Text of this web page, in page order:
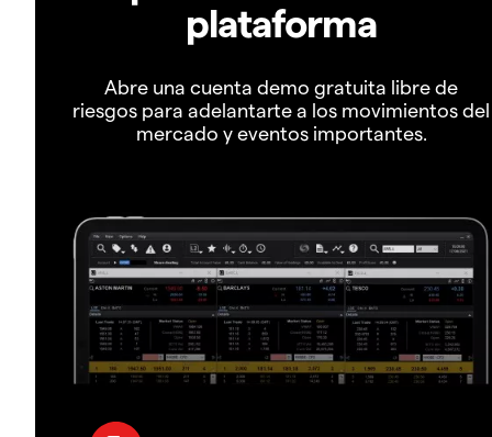
plataforma
Abre una cuenta demo gratuita libre de
riesgos para adelantarte a los movimientos del
mercado y eventos importantes.